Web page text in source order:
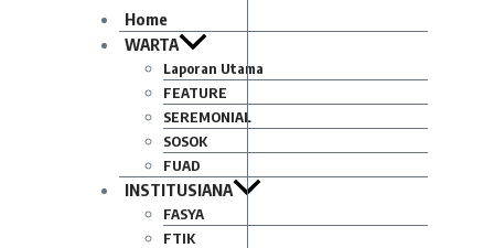
Home
WARTA
Laporan Utama
FEATURE
SEREMONIAL
SOSOK
FUAD
INSTITUSIANA
FASYA
FTIK